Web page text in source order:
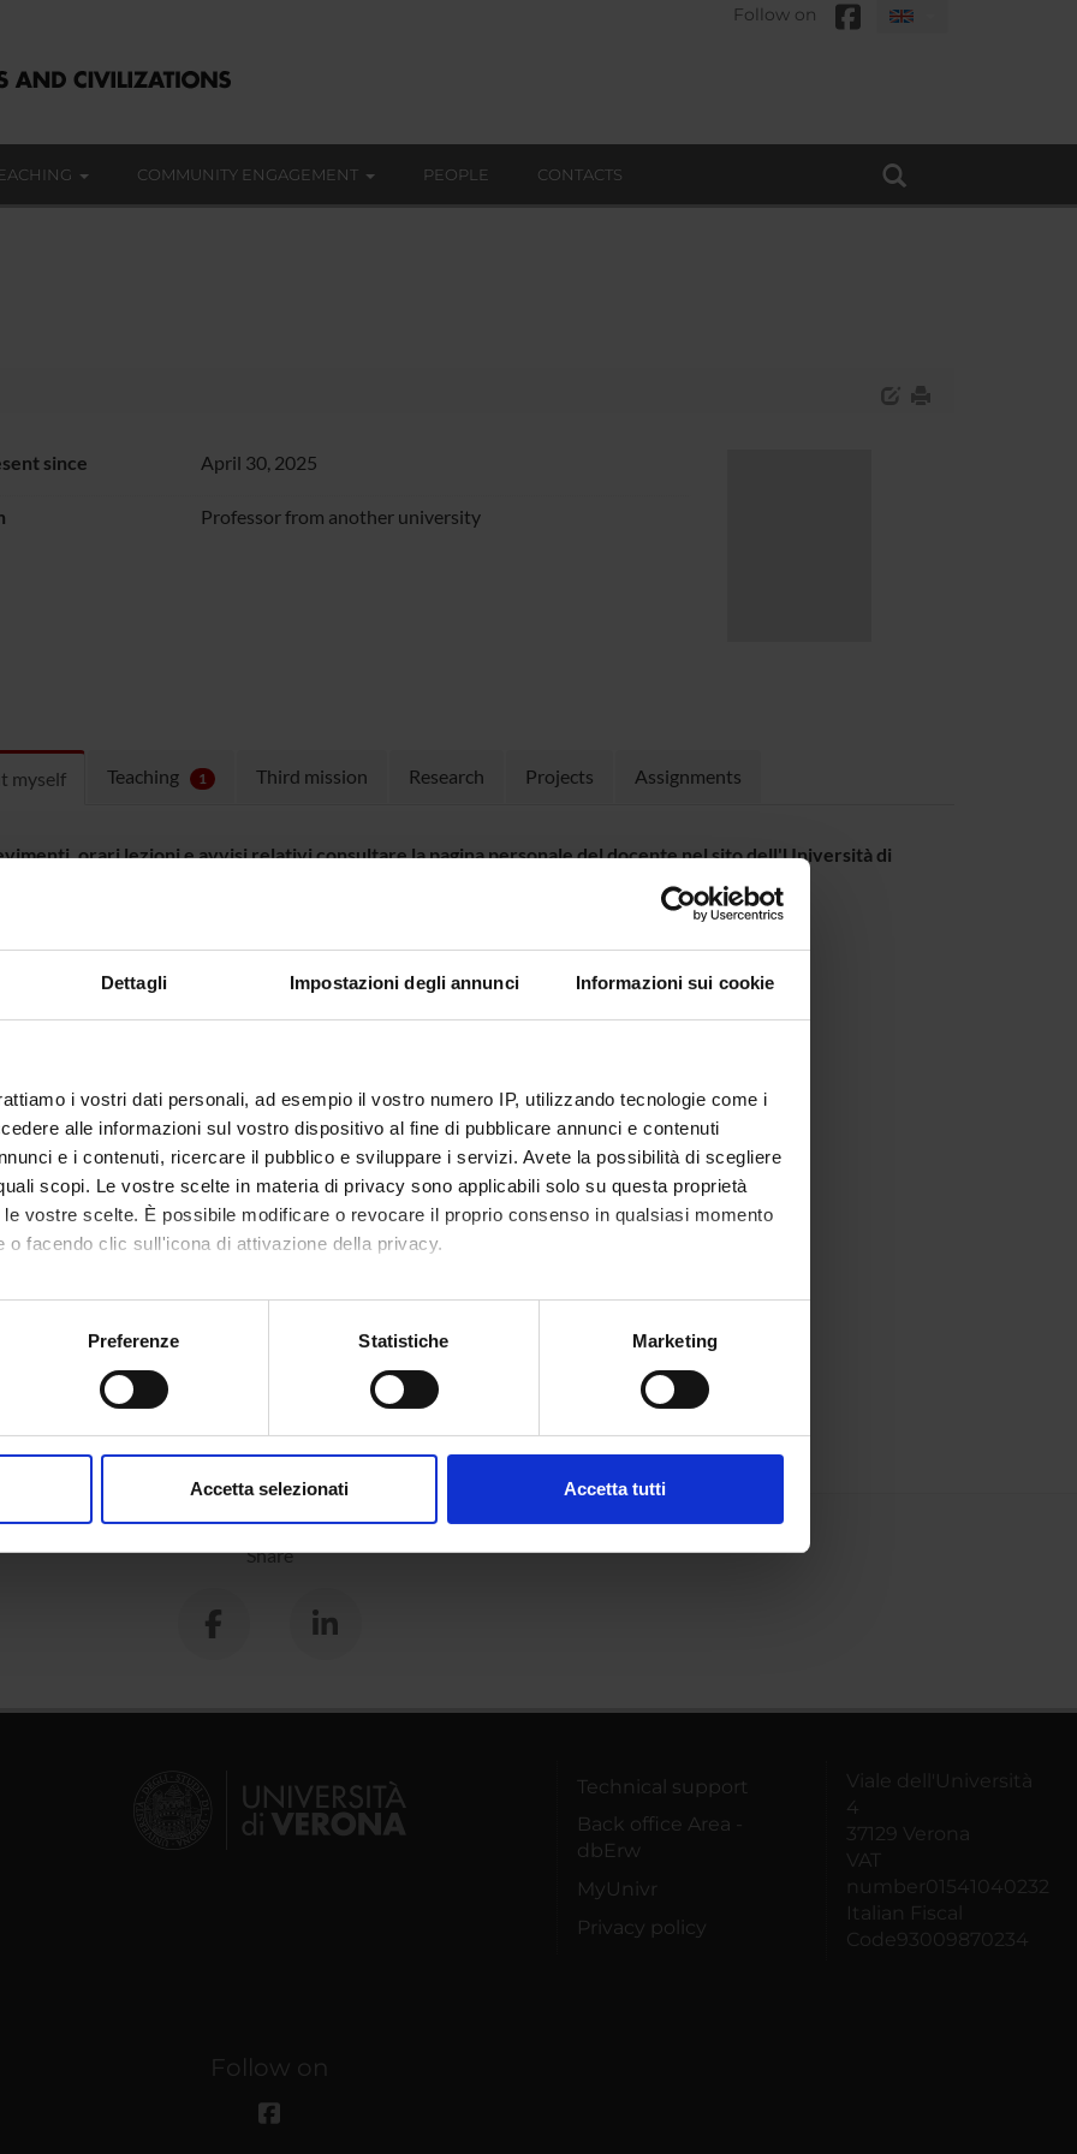
Dettagli Impostazioni degli annunci Informazioni sui cookie
i vostri dati personali, ad esempio il vostro numero IP, utilizzando tecnologie come i
alle informazioni sul vostro dispositivo al fine di pubblicare annunci e contenuti
e i contenuti, ricercare il pubblico e sviluppare i servizi. Avete la possibilità di scegliere
scopi. Le vostre scelte in materia di privacy sono applicabili solo su questa proprietà
vostre scelte. È possibile modificare o revocare il proprio consenso in qualsiasi momento
o facendo clic sull'icona di attivazione della privacy.
anche:
sulla tua posizione geografica, con un'approssimazione di qualche metro,
in qualsiasi momento dalla Dichiarazione sui cookie.
Preferenze Statistiche Marketing
Accetta selezionati Accetta tutti
Follow on
COMMUNITY ENGAGEMENT PEOPLE CONTACTS
since April 30, 2025
Professor from another university
myself Teaching 1 Third mission Research Projects Assignments
orari lezioni e avvisi relativi consultare la pagina personale del docente nel sito dell'Università di
Share
Technical support
Back office Area -
dbErw
MyUnivr
Privacy policy
Viale dell'Università
4
37129 Verona
VAT
number01541040232
Italian Fiscal
Code93009870234
Follow on